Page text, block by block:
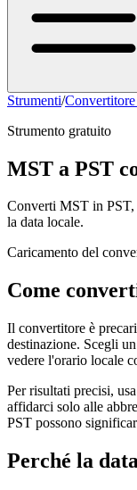
Strumenti/
Strumento gratuito
MST a PST
Converti MST in
la data locale.
Caricamento del
Come
Il convertitore è
destinazione. Scegli
vedere l'orario locale
Per risultati precisi,
affidarci solo alle
PST possono
Perché la